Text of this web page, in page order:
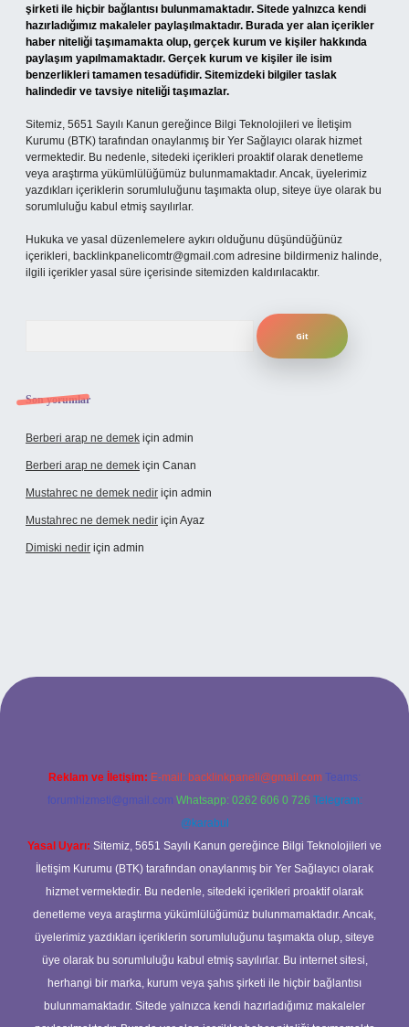
şirketi ile hiçbir bağlantısı bulunmamaktadır. Sitede yalnızca kendi
hazırladığımız makaleler paylaşılmaktadır. Burada yer alan içerikler
haber niteliği taşımamakta olup, gerçek kurum ve kişiler hakkında
paylaşım yapılmamaktadır. Gerçek kurum ve kişiler ile isim
benzerlikleri tamamen tesadüfidir. Sitemizdeki bilgiler taslak
halindedir ve tavsiye niteliği taşımazlar.
Sitemiz, 5651 Sayılı Kanun gereğince Bilgi Teknolojileri ve İletişim
Kurumu (BTK) tarafından onaylanmış bir Yer Sağlayıcı olarak hizmet
vermektedir. Bu nedenle, sitedeki içerikleri proaktif olarak denetleme
veya araştırma yükümlülüğümüz bulunmamaktadır. Ancak, üyelerimiz
yazdıkları içeriklerin sorumluluğunu taşımakta olup, siteye üye olarak bu
sorumluluğu kabul etmiş sayılırlar.
Hukuka ve yasal düzenlemelere aykırı olduğunu düşündüğünüz
içerikleri, backlinkpanelicomtr@gmail.com adresine bildirmeniz halinde,
ilgili içerikler yasal süre içerisinde sitemizden kaldırılacaktır.
Son yorumlar
Berberi arap ne demek için admin
Berberi arap ne demek için Canan
Mustahrec ne demek nedir için admin
Mustahrec ne demek nedir için Ayaz
Dimiski nedir için admin
Reklam ve İletişim: E-mail: backlinkpaneli@gmail.com Teams:
forumhizmeti@gmail.com Whatsapp: 0262 606 0 726 Telegram:
@karabul
Yasal Uyarı: Sitemiz, 5651 Sayılı Kanun gereğince Bilgi Teknolojileri ve
İletişim Kurumu (BTK) tarafından onaylanmış bir Yer Sağlayıcı olarak
hizmet vermektedir. Bu nedenle, sitedeki içerikleri proaktif olarak
denetleme veya araştırma yükümlülüğümüz bulunmamaktadır. Ancak,
üyelerimiz yazdıkları içeriklerin sorumluluğunu taşımakta olup, siteye
üye olarak bu sorumluluğu kabul etmiş sayılırlar. Bu internet sitesi,
herhangi bir marka, kurum veya şahıs şirketi ile hiçbir bağlantısı
bulunmamaktadır. Sitede yalnızca kendi hazırladığımız makaleler